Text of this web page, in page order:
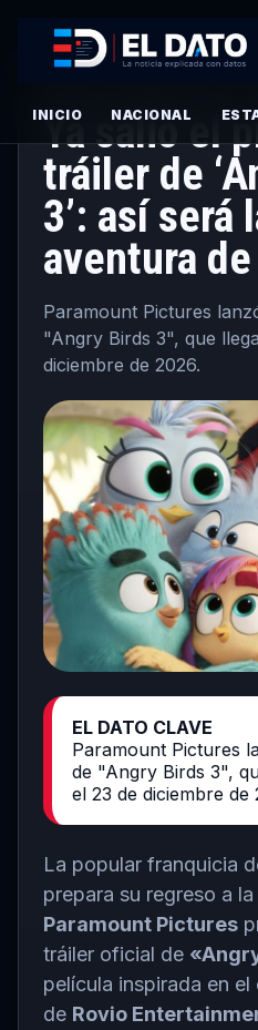
INICIO NACIONAL
Ya salió el
tráiler de
3’: así será
aventura de
Paramount Pictures
"Angry Birds 3", que
diciembre de 2026.
EL DATO CLAVE
Paramount Pictures
de "Angry Birds 3",
el 23 de diciembre de
La popular franquicia
prepara su regreso a
Paramount Pictures
tráiler oficial de
película inspirada en
de Rovio